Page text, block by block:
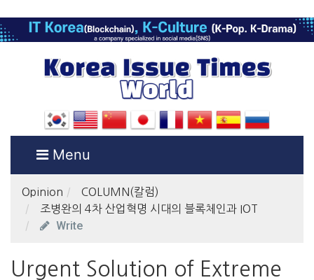
Menu
Opinion
COLUMN(칼럼)
조병완의 4차 산업혁명 시대의 블록체인과 IOT
Write
Urgent Solution of Extreme